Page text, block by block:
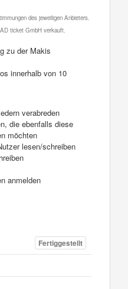
des jeweiligen Anbieters.
ticket GmbH verkauft.
zu der Makis
innerhalb von 10
verabreden
die ebenfalls diese
möchten
lesen/schreiben
anmelden
Fertiggestellt